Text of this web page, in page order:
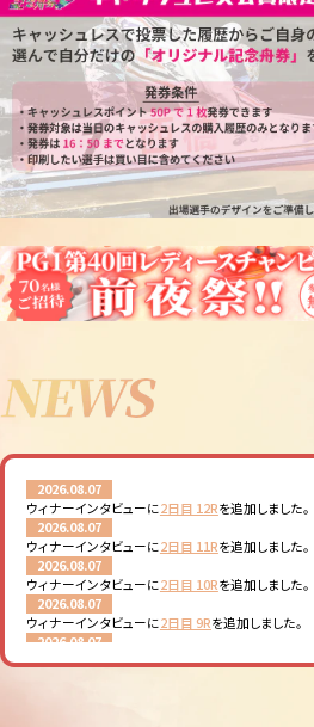
2026.08.07
ウィナーインタビューに2日目 12Rを追加しました。
2026.08.07
ウィナーインタビューに2日目 11Rを追加しました。
2026.08.07
ウィナーインタビューに2日目 10Rを追加しました。
2026.08.07
ウィナーインタビューに2日目 9Rを追加しました。
2026.08.07
ウィナーインタビューに2日目 8Rを追加しました。